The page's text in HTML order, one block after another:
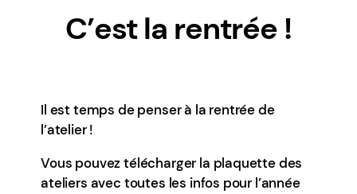
C’est la rentrée !
Il est temps de penser à la rentrée de
l’atelier !
Vous pouvez télécharger la plaquette des
ateliers avec toutes les infos pour l’année